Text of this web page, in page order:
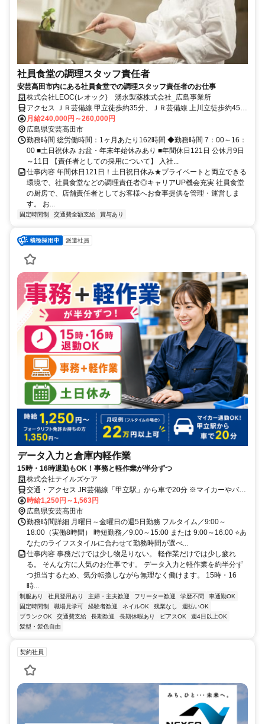
社員食堂の調理スタッフ責任者
安芸高田市内にある社員食堂での調理スタッフ責任者のお仕事
株式会社LEOC(レオック) 湧永製薬株式会社_広島事業所
アクセス ＪＲ芸備線 甲立徒歩約35分、ＪＲ芸備線 上川立徒歩約45
分、ＪＲ芸備線 志和地徒歩約69分 甲立駅より車4分
月給240,000円～260,000円
広島県安芸高田市
勤務時間 総労働時間：1ヶ月あたり162時間 ◆勤務時間 7：00～16：
00 ■土日祝休み お盆・年末年始休みあり ■年間休日121日 公休月9日
～11日 【責任者としての採用について】 入社...
仕事内容 年間休日121日！土日祝日休み★プライベートと両立できる
環境で、社員食堂などの調理責任者◎キャリアUP機会充実 社員食堂
の厨房で、店舗責任者としてお客様へお食事提供を管理・運営しま
す。 お...
固定時間制 交通費全額支給 賞与あり
派遣社員
データ入力と倉庫内軽作業
15時・16時退勤もOK！事務と軽作業が半分ずつ
株式会社テイルズケア
交通・アクセス JR芸備線「甲立駅」から車で20分 ※マイカーやバイ
クでの通勤が便利です。
時給1,250円～1,563円
広島県安芸高田市
勤務時間詳細 月曜日～金曜日の週5日勤務 フルタイム／9:00～
18:00（実働8時間） 時短勤務／9:00～15:00 または 9:00～16:00 ⭐あ
なたのライフスタイルに合わせて勤務時間が選べ...
仕事内容 事務だけでは少し物足りない。 軽作業だけでは少し疲れ
る。 そんな方に人気のお仕事です。 データ入力と軽作業を約半分ず
つ担当するため、気分転換しながら無理なく働けます。 15時・16
時...
制服あり 社員登用あり 主婦・主夫歓迎 フリーター歓迎 学歴不問
車通勤OK
固定時間制
職場見学可 経験者歓迎 ネイルOK 残業なし
週払いOK
ブランクOK
交通費支給 長期歓迎 長期休暇あり ピアスOK
週4日以上OK
髪型・髪色自由
契約社員